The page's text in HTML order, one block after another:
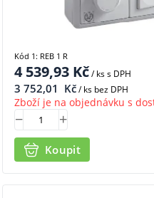
4 539,93 Kč/ kss DPH
3 752,01 Kč/ ks bez DPH
Zboží je na objednávku s
Koupit
Kód 1: REB 1 R